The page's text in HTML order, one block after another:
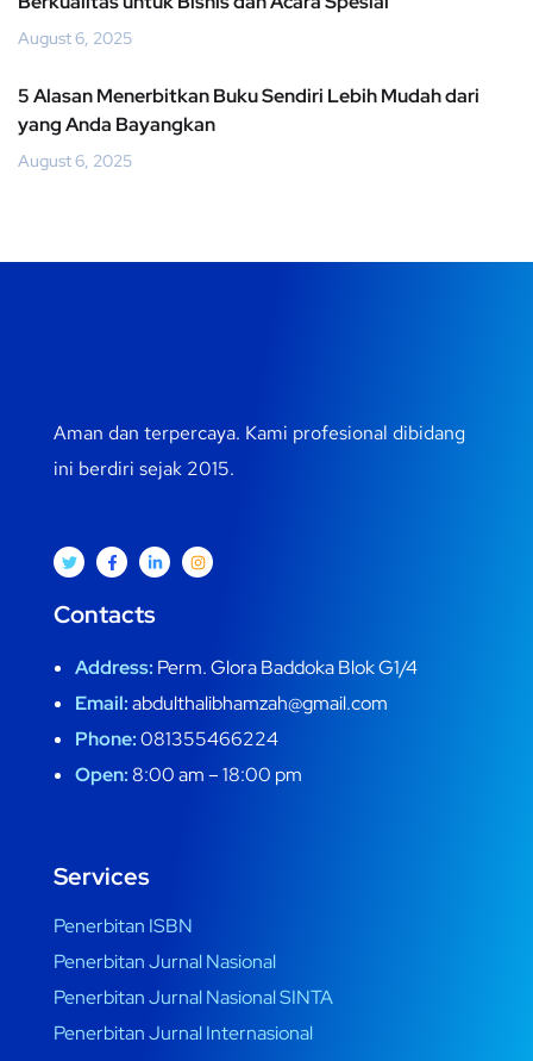
August 6, 2025
5 Alasan Menerbitkan Buku Sendiri Lebih Mudah dari
yang Anda Bayangkan
August 6, 2025
Aman dan terpercaya. Kami profesional dibidang
ini berdiri sejak 2015.
Contacts
Address: Perm. Glora Baddoka Blok G1/4
Email:abdulthalibhamzah@gmail.com
Phone:081355466224
Open:8:00 am – 18:00 pm
Services
Penerbitan ISBN
Penerbitan Jurnal Nasional
Penerbitan Jurnal Nasional SINTA
Penerbitan Jurnal Internasional